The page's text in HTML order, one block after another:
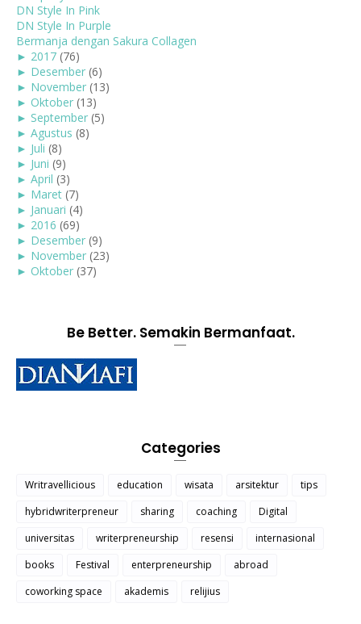
DN Style In Pink
DN Style In Purple
Bermanja dengan Sakura Collagen
► 2017 (76)
► Desember (6)
► November (13)
► Oktober (13)
► September (5)
► Agustus (8)
► Juli (8)
► Juni (9)
► April (3)
► Maret (7)
► Januari (4)
► 2016 (69)
► Desember (9)
► November (23)
► Oktober (37)
Be Better. Semakin Bermanfaat.
Categories
Writravellicious education wisata arsitektur
tips
hybridwriterpreneur
sharing coaching
Digital
universitas
writerpreneurship resensi
internasional
books
Festival enterpreneurship
abroad
coworking space
akademis relijius